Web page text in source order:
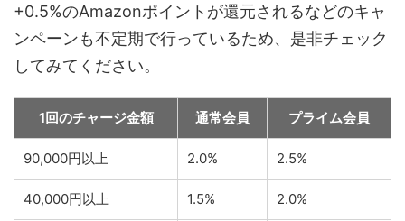
+0.5%のAmazonポイントが還元されるなどのキャ
ンペーンも不定期で行っているため、是非チェック
してみてください。
1回のチャージ金額 通常会員 プライム会員
90,000円以上 2.0% 2.5%
40,000円以上 1.5% 2.0%